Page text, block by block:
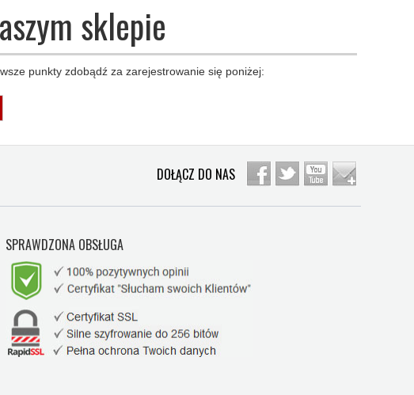
sklepie
punkty zdobądź za zarejestrowanie się poniżej:
DOŁĄCZ DO NAS
SPRAWDZONA OBSŁUGA